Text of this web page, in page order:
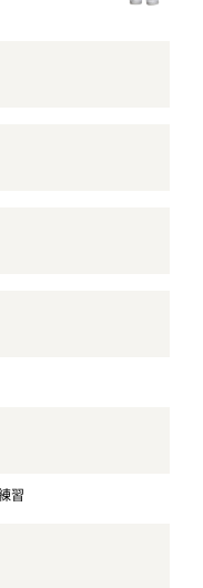
習